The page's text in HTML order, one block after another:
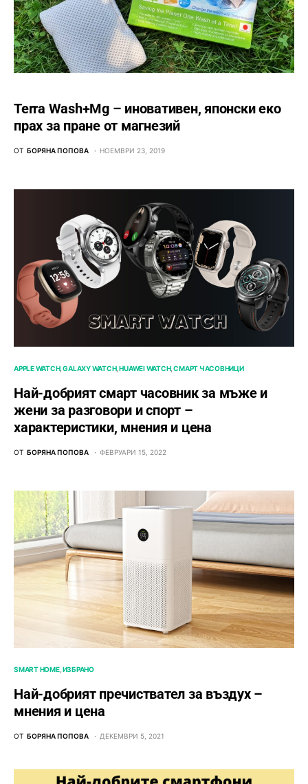
Terra Wash+Mg – иновативен, японски еко
прах за пране от магнезий
ОТ БОРЯНА ПОПОВА НОЕМВРИ 23, 2019
APPLE WATCH GALAXY WATCH HUAWEI WATCH СМАРТ ЧАСОВНИЦИ
Най-добрият смарт часовник за мъже и
жени за разговори и спорт –
характеристики, мнения и цена
ОТ БОРЯНА ПОПОВА ФЕВРУАРИ 15, 2022
SMART HOME ИЗБРАНО
Най-добрият пречиствател за въздух –
мнения и цена
ОТ БОРЯНА ПОПОВА ДЕКЕМВРИ 5, 2021